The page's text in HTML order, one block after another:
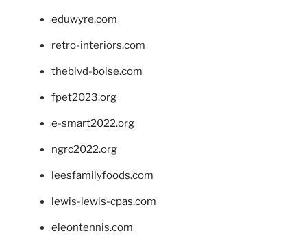
eduwyre.com
retro-interiors.com
theblvd-boise.com
fpet2023.org
e-smart2022.org
ngrc2022.org
leesfamilyfoods.com
lewis-lewis-cpas.com
eleontennis.com